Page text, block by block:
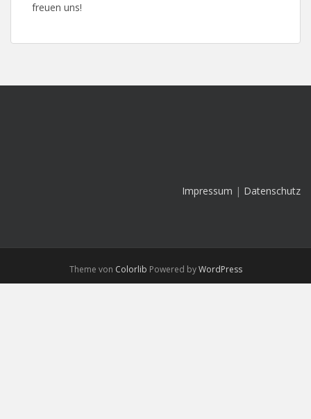
freuen uns!
Impressum | Datenschutz
Theme von Colorlib Powered byWordPress